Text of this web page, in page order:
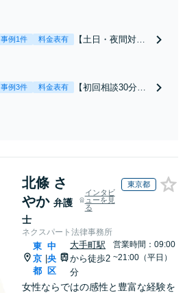
事例1件 料金表有
【土日・夜間対応
れたら、サインす
負担を軽減「弁護
士の交渉で慰謝料
金額アップ／減額
【完全個室対応】
事例3件 料金表有
【初回相談30分無
報開示請求をおこ
お店の風評被害対
策／売り上げ低下
防止のために尽
応可：開示請求の
意見照会が来たと
きの対処法、被害
者との示談交渉
北條 さ
やか 弁護
士
インタビ
ューを見
る
東京都
ネクスパート法律事務所
東
京
都
中
央
区
大手町駅
から徒歩2
分
営業時間：09:00
~21:00（平日）
女性ならではの感性と豊富な経験を